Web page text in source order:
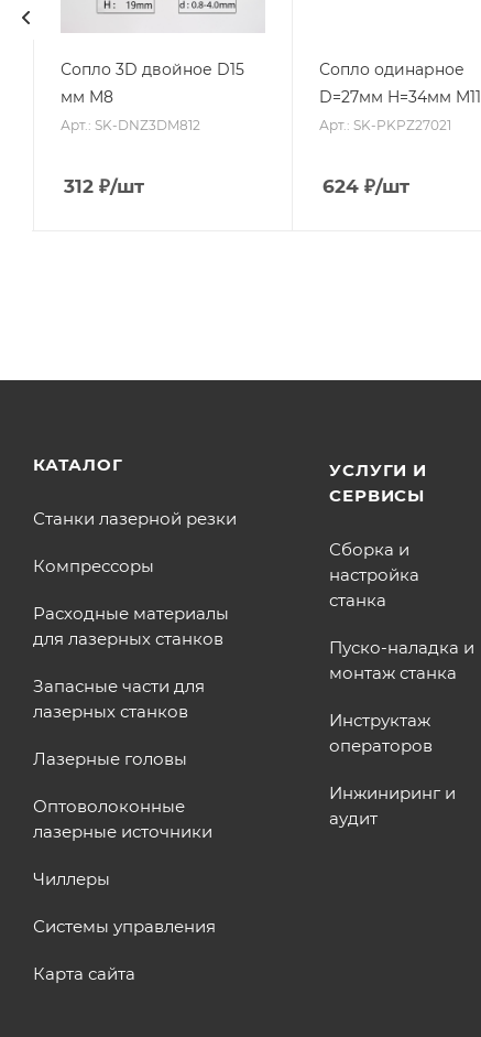
Сопло 3D двойное D15
мм M8
Арт.: SK-DNZ3DM812
312₽/шт
Сопло одинарное
D=27мм H=34мм M11
Арт.: SK-PKPZ27021
624₽/шт
КАТАЛОГ
Станки лазерной резки
Компрессоры
Расходные материалы
для лазерных станков
Запасные части для
лазерных станков
Лазерные головы
Оптоволоконные
лазерные источники
Чиллеры
Системы управления
Карта сайта
УСЛУГИ И
СЕРВИСЫ
Сборка и
настройка
станка
Пуско-наладка и
монтаж станка
Инструктаж
операторов
Инжиниринг и
аудит